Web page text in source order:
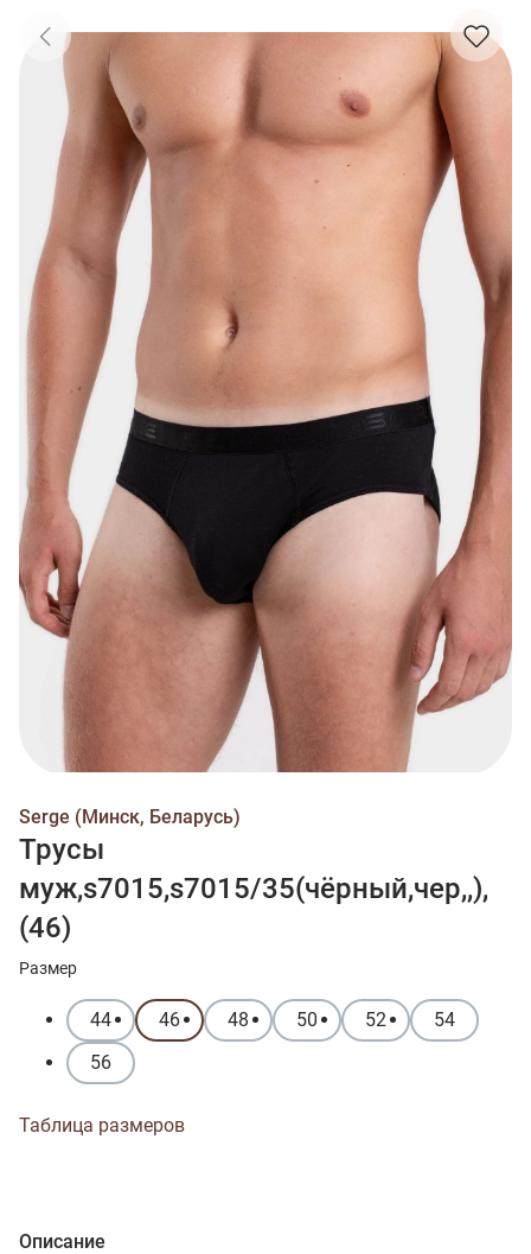
Serge (Минск, Беларусь)
Трусы
муж,s7015,s7015/35(чёрный,чер,,),
(46)
Размер
44 46 48 50 52
54
56
Таблица размеров
Описание